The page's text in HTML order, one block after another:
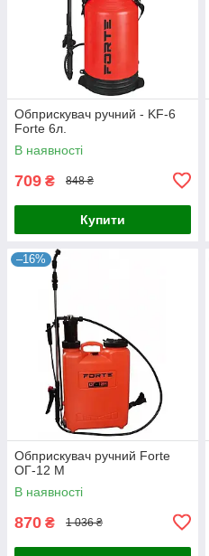
Обприскувач ручний - KF-6
Forte 6л.
В наявності
709 ₴ 848 ₴
Купити
–16%
Обприскувач ручний Forte
ОГ-12 М
В наявності
870 ₴ 1 036 ₴